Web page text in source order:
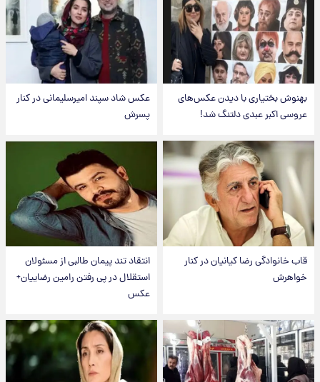
بهنوش بختیاری با دیدن عکس‌های
عروسی اکبر عبدی دلتنگ شد!
عکس شاد سپند امیرسلیمانی در کنار
پسرش
قاب خانوادگی رضا کیانیان در کنار
خواهرش
انتقاد تند پیمان طالبی از مسئولان
استقلال در پی رفتن رامین رضاییان+
عکس